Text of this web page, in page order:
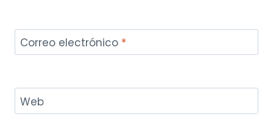
Correo electrónico *
Web